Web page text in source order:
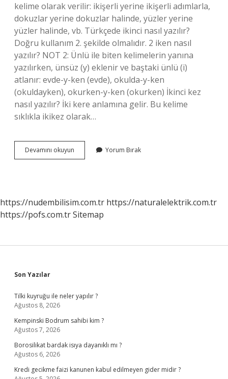
kelime olarak verilir: ikişerli yerine ikişerli adımlarla,
dokuzlar yerine dokuzlar halinde, yüzler yerine
yüzler halinde, vb. Türkçede ikinci nasıl yazılır?
Doğru kullanım 2. şekilde olmalıdır. 2 iken nasıl
yazılır? NOT 2: Ünlü ile biten kelimelerin yanına
yazılırken, ünsüz (y) eklenir ve baştaki ünlü (i)
atlanır: evde-y-ken (evde), okulda-y-ken
(okuldayken), okurken-y-ken (okurken) İkinci kez
nasıl yazılır? İki kere anlamına gelir. Bu kelime
sıklıkla ikikez olarak…
Devamını okuyun
Mi
Yorum Bırak
https://nudembilisim.com.tr https://naturalelektrik.com.tr
https://pofs.com.trSitemap
Sidebar
Son Yazılar
Tilki kuyruğu ile neler yapılır ?
Ağustos 8, 2026
Kempinski Bodrum sahibi kim ?
Ağustos 7, 2026
Borosilikat bardak isıya dayanıklı mı ?
Ağustos 6, 2026
Kredi gecikme faizi kanunen kabul edilmeyen gider midir ?